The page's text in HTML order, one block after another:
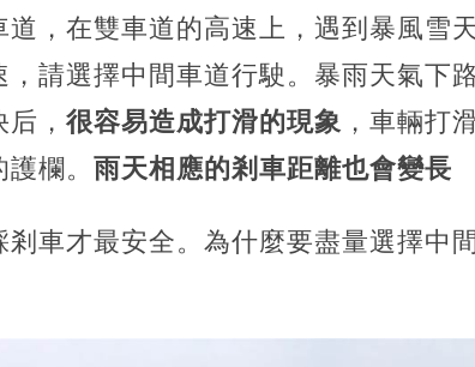
，在雙車道的高速上，遇到暴風雪天
，請選擇中間車道行駛。暴雨天氣下
， 很容易造成打滑的現象 ，車輛打
欄。 雨天相應的剎車距離也會變長
剎車才最安全。為什麼要盡量選擇中